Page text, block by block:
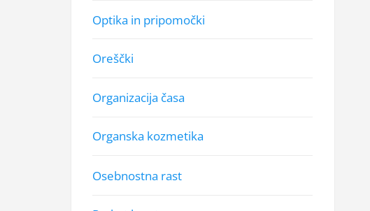
Optika in pripomočki
Oreščki
Organizacija časa
Organska kozmetika
Osebnostna rast